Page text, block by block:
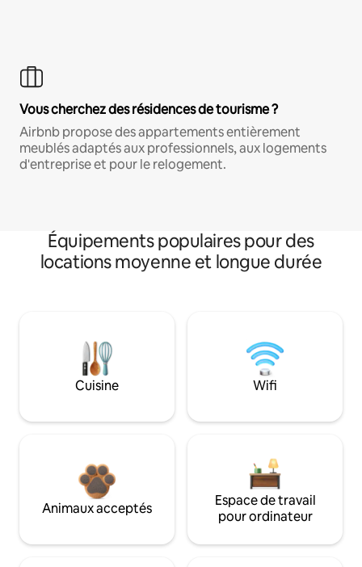
Vous cherchez des résidences de tourisme ?
Airbnb propose des appartements entièrement
meublés adaptés aux professionnels, aux logements
d'entreprise et pour le relogement.
Équipements populaires pour des
locations moyenne et longue durée
Cuisine Wifi
Animaux acceptés
Espace de travail
pour ordinateur